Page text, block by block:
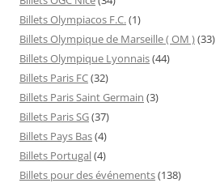
Billets Olympiacos F.C.(1)
Billets Olympique de Marseille ( OM )(33)
Billets Olympique Lyonnais(44)
Billets Paris FC(32)
Billets Paris Saint Germain (3)
Billets Paris SG(37)
Billets Pays Bas(4)
Billets Portugal(4)
Billets pour des événements(138)